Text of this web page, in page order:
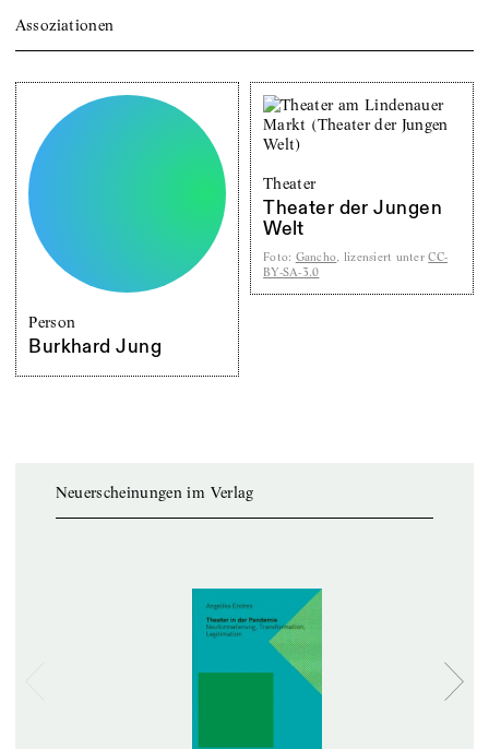
Assoziationen
Person
Burkhard Jung
Theater
Theater der Jungen
Welt
Foto: Gancho, lizensiert unterCC-
BY-SA-3.0
Neuerscheinungen im Verlag